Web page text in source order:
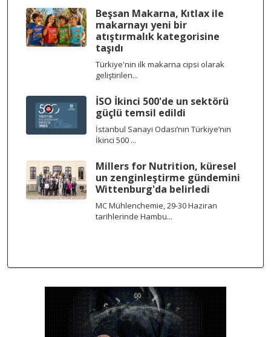
Beşsan Makarna, Kıtlax ile
makarnayı yeni bir
atıştırmalık kategorisine
taşıdı
Türkiye'nin ilk makarna cipsi olarak
geliştirilen...
İSO İkinci 500'de un sektörü
güçlü temsil edildi
İstanbul Sanayi Odası’nın Türkiye’nin
İkinci 500 ...
Millers for Nutrition, küresel
un zenginleştirme gündemini
Wittenburg'da belirledi
MC Mühlenchemie, 29-30 Haziran
tarihlerinde Hambu...